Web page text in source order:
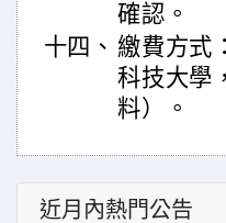
確認。
十四、 繳費方式
科技大學
料）。
近月內熱門公告